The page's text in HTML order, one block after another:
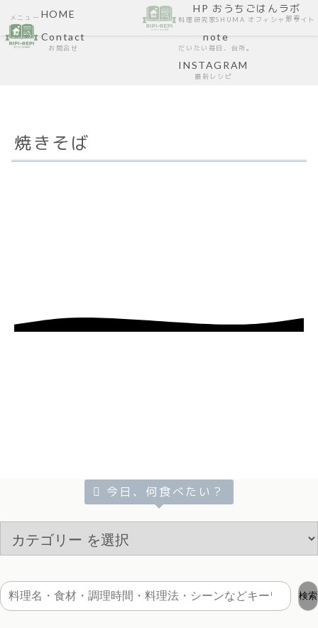
HOME HP おうちごはんラボ
料理研究家SHUMA オフィシャルサイト
Contact
お問合せ
note
だいたい毎日、台所。
INSTAGRAM
最新レシピ
焼きそば
今日、何食べたい？
検索
メニュー 検索